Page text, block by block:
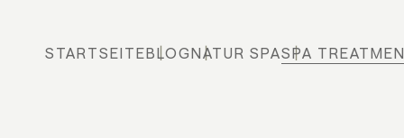
STARTSEITEBLOGNATUR SPASPA